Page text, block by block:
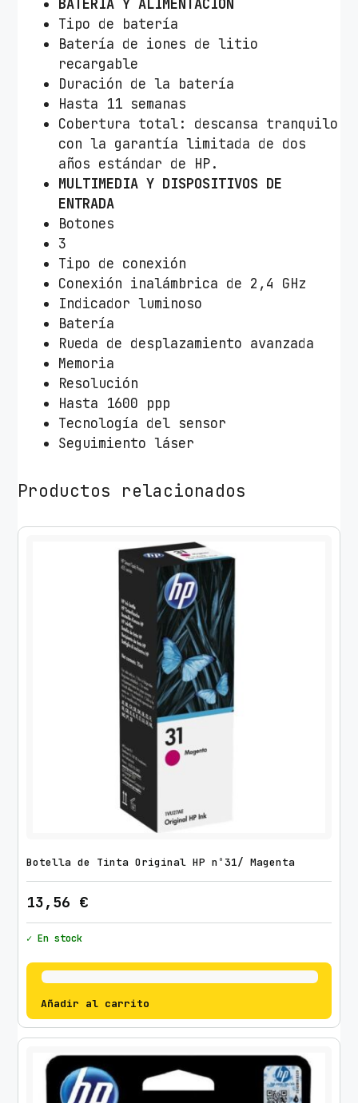
BATERÍA Y ALIMENTACIÓN
Tipo de batería
Batería de iones de litio
recargable
Duración de la batería
Hasta 11 semanas
Cobertura total: descansa tranquilo
con la garantía limitada de dos
años estándar de HP.
MULTIMEDIA Y DISPOSITIVOS DE
ENTRADA
Botones
3
Tipo de conexión
Conexión inalámbrica de 2,4 GHz
Indicador luminoso
Batería
Rueda de desplazamiento avanzada
Memoria
Resolución
Hasta 1600 ppp
Tecnología del sensor
Seguimiento láser
Productos relacionados
Botella de Tinta Original HP nº31/ Magenta
13,56 €
✓ En stock
Añadir al carrito